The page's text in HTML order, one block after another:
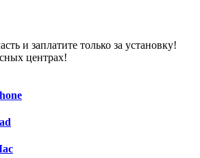
и заплатите только за установку!
центрах!